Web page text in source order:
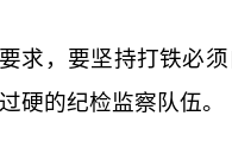
求，要坚持打铁必
硬的纪检监察队伍。